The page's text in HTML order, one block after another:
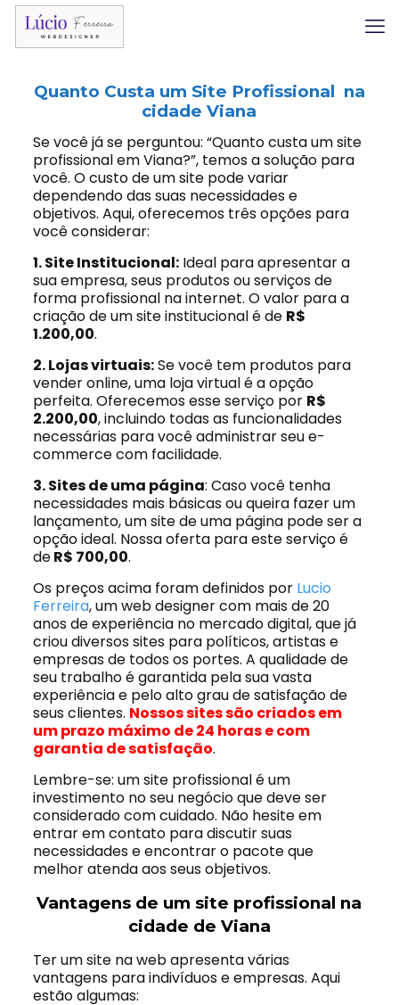
Quanto Custa um Site Profissional na
cidade Viana
Se você já se perguntou: “Quanto custa um site
profissional em Viana?”, temos a solução para
você. O custo de um site pode variar
dependendo das suas necessidades e
objetivos. Aqui, oferecemos três opções para
você considerar:
1. Site Institucional:Ideal para apresentar a
sua empresa, seus produtos ou serviços de
forma profissional na internet. O valor para a
criação de um site institucional é de R$
1.200,00.
2. Lojas virtuais:Se você tem produtos para
vender online, uma loja virtual é a opção
perfeita. Oferecemos esse serviço por R$
2.200,00, incluindo todas as funcionalidades
necessárias para você administrar seu e-
commerce com facilidade.
3. Sites de uma página: Caso você tenha
necessidades mais básicas ou queira fazer um
lançamento, um site de uma página pode ser a
opção ideal. Nossa oferta para este serviço é
deR$ 700,00.
Os preços acima foram definidos por Lucio
Ferreira, um web designer com mais de 20
anos de experiência no mercado digital, que já
criou diversos sites para políticos, artistas e
empresas de todos os portes. A qualidade de
seu trabalho é garantida pela sua vasta
experiência e pelo alto grau de satisfação de
seus clientes. Nossos sites são criados em
um prazo máximo de 24 horas e com
garantia de satisfação.
Lembre-se: um site profissional é um
investimento no seu negócio que deve ser
considerado com cuidado. Não hesite em
entrar em contato para discutir suas
necessidades e encontrar o pacote que
melhor atenda aos seus objetivos.
Vantagens de um site profissional na
cidade de Viana
Ter um site na web apresenta várias
vantagens para indivíduos e empresas. Aqui
estão algumas: